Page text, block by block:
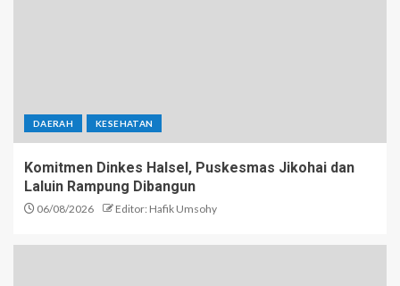
DAERAH KESEHATAN
Komitmen Dinkes Halsel, Puskesmas Jikohai dan
Laluin Rampung Dibangun
06/08/2026 Editor: Hafik Umsohy